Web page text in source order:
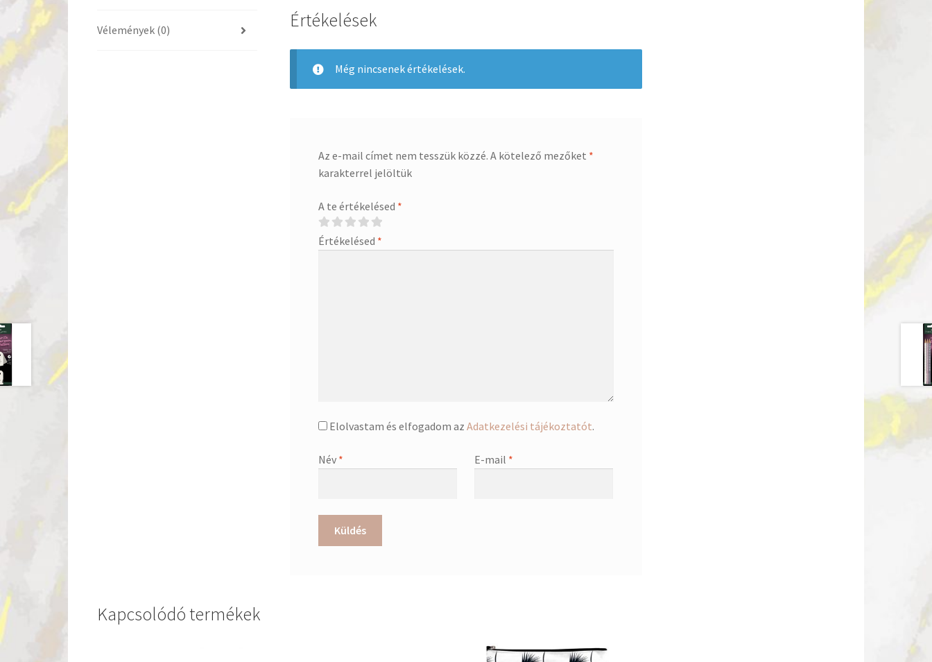
Vélemények (0) Értékelések
Még nincsenek értékelések.
Az e-mail címet nem tesszük közzé. A kötelező mezőket *
karakterrel jelöltük
A te értékelésed *
Értékelésed *
Elolvastam és elfogadom azAdatkezelési tájékoztatót.
Név * E-mail *
Kapcsolódó termékek